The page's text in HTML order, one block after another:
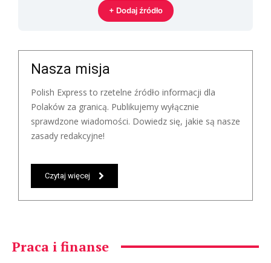
+ Dodaj źródło
Nasza misja
Polish Express to rzetelne źródło informacji dla
Polaków za granicą. Publikujemy wyłącznie
sprawdzone wiadomości. Dowiedz się, jakie są nasze
zasady redakcyjne!
Czytaj więcej
Praca i finanse